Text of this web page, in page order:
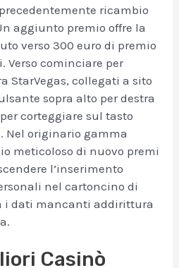
ricambio
aggiunto premio offre la
verso 300 euro di premio
Verso cominciare per
StarVegas, collegati a sito
sopra alto per destra
corteggiare sul tasto
Nel originario gamma
meticoloso di nuovo premi
l’inserimento
nel cartoncino di
i dati mancanti addirittura
Casinò